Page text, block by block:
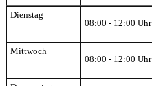
Dienstag
08:00 - 12:00 Uhr
Mittwoch
08:00 - 12:00 Uhr